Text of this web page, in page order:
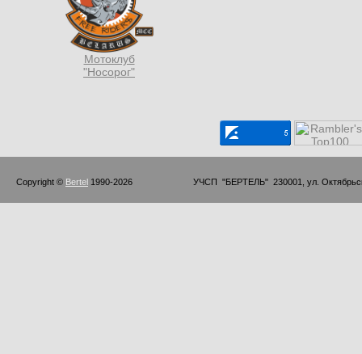
Мотоклуб
"Носорог"
Copyright © Bertel 1990-2026                         УЧСП  "БЕРТЕЛЬ"  230001, ул.